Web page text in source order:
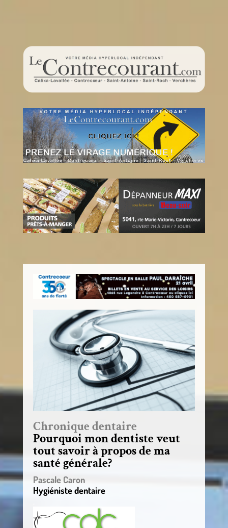
Chronique dentaire
Pourquoi mon dentiste veut
tout savoir à propos de ma
santé générale?
Pascale Caron
Hygiéniste dentaire